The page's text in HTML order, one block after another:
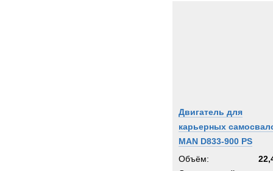
Двигатель для
карьерных
MAN D833-900 PS
Объём: